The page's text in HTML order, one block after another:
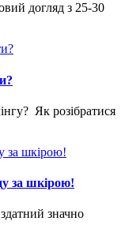
догляд з 25-30
Як розібратися
за шкірою!
значно